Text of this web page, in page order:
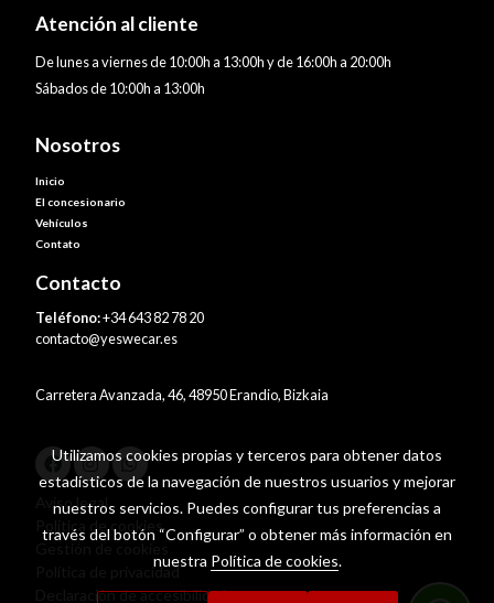
Atención al cliente
De lunes a viernes de 10:00h a 13:00h y de 16:00h a 20:00h
Sábados de 10:00h a 13:00h
Nosotros
Inicio
El concesionario
Vehículos
Contato
Contacto
Teléfono:+34 643 82 78 20
contacto@yeswecar.es
Carretera Avanzada, 46, 48950 Erandio, Bizkaia
Aviso legal
Política de cookies
Política de privacidad
Declaración de accesibilidad
Utilizamos cookies propias y terceros para obtener datos
estadísticos de la navegación de nuestros usuarios y mejorar
nuestros servicios. Puedes configurar tus preferencias a
través del botón “Configurar” o obtener más información en
nuestra Política de cookies.